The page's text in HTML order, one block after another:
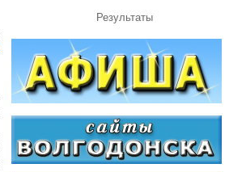
Результаты